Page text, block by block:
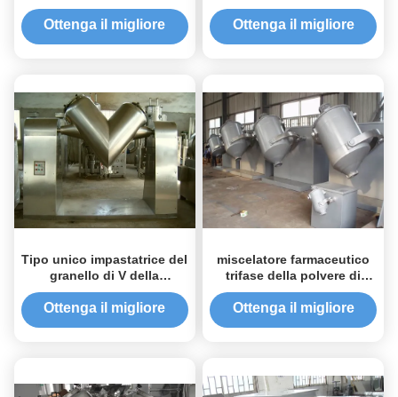
polvere senza l'angolo
morto da acciaio
Ottenga il migliore
di rotazione due per i
materiali del granello
Ottenga il migliore
Tipo unico impastatrice del
granello di V della
polvere/attrezzatura
crude/asciutte
Ottenga il migliore
miscelatore farmaceutico
trifase della polvere di
380V 50HZ tridimensionale
Ottenga il migliore